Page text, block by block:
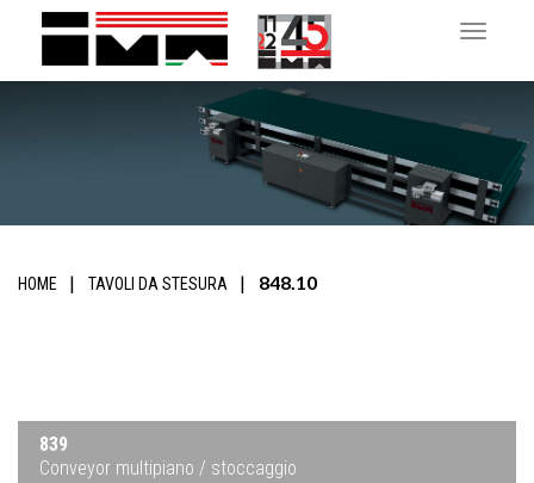
Toggle
HOME TAVOLI DA STESURA 848.10
839
Conveyor multipiano / stoccaggio